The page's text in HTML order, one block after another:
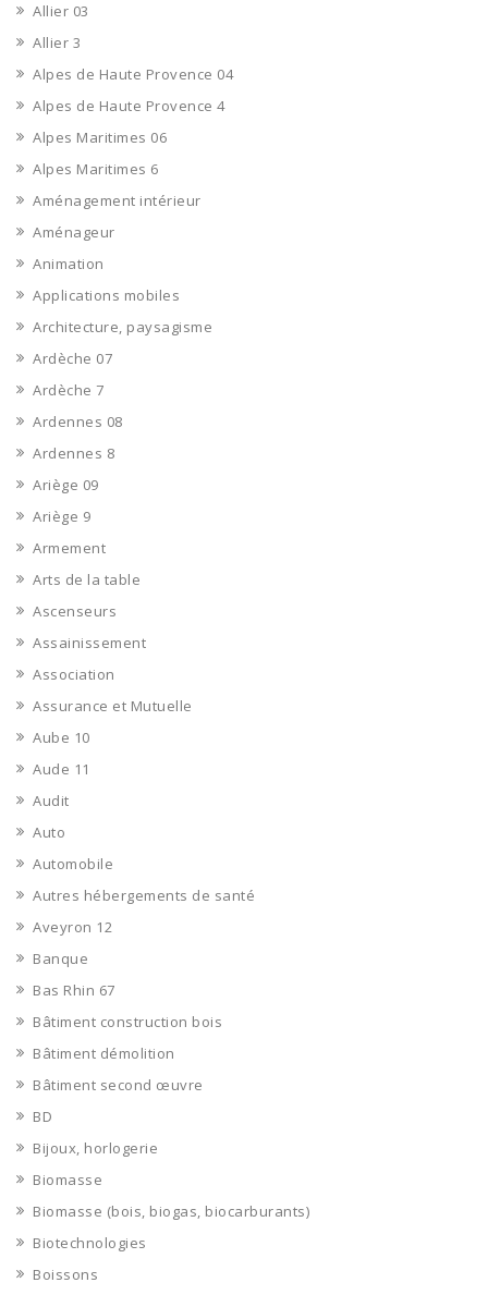
Allier 03
Allier 3
Alpes de Haute Provence 04
Alpes de Haute Provence 4
Alpes Maritimes 06
Alpes Maritimes 6
Aménagement intérieur
Aménageur
Animation
Applications mobiles
Architecture, paysagisme
Ardèche 07
Ardèche 7
Ardennes 08
Ardennes 8
Ariège 09
Ariège 9
Armement
Arts de la table
Ascenseurs
Assainissement
Association
Assurance et Mutuelle
Aube 10
Aude 11
Audit
Auto
Automobile
Autres hébergements de santé
Aveyron 12
Banque
Bas Rhin 67
Bâtiment construction bois
Bâtiment démolition
Bâtiment second œuvre
BD
Bijoux, horlogerie
Biomasse
Biomasse (bois, biogas, biocarburants)
Biotechnologies
Boissons